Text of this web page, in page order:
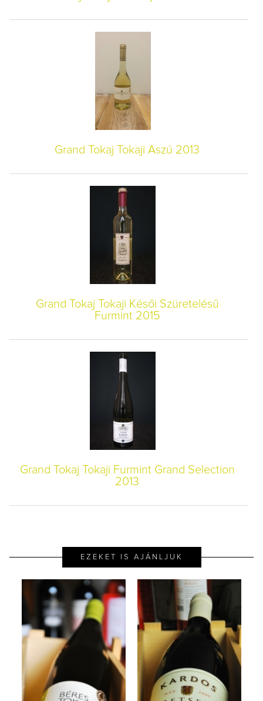
Grand Tokaj Tokaji Aszú 2013
Grand Tokaj Tokaji Késői Szüretelésű
Furmint 2015
Grand Tokaj Tokaji Furmint Grand Selection
2013
EZEKET IS AJÁNLJUK